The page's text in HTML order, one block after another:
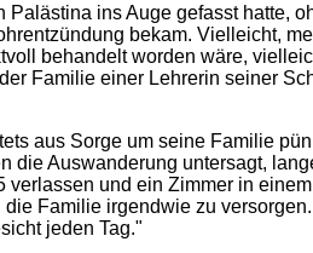
ins Auge gefasst hatte,
bekam. Vielleicht,
behandelt worden wäre,
Familie einer Lehrerin seiner
aus Sorge um seine Familie
Auswanderung untersagt,
verlassen und ein Zimmer in
Familie irgendwie zu
jeden Tag."